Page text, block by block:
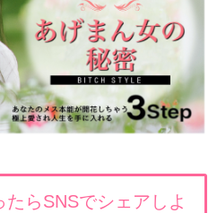
らSNSでシェアしよ